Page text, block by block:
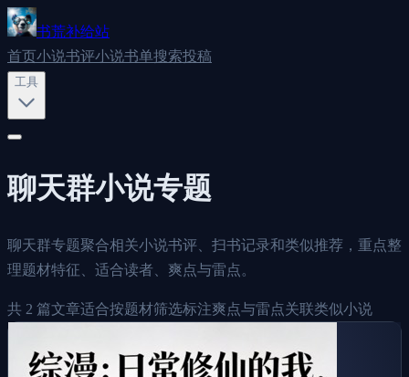
书荒补给站
首页小说书评小说书单搜索投稿
工具
聊天群小说专题
聊天群专题聚合相关小说书评、扫书记录和类似推荐，重点整
理题材特征、适合读者、爽点与雷点。
共 2 篇文章适合按题材筛选标注爽点与雷点关联类似小说